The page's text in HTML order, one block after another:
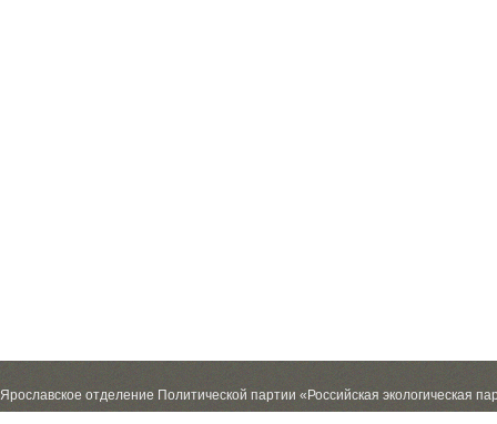
Ярославское отделение Политической партии «Российская экологическая